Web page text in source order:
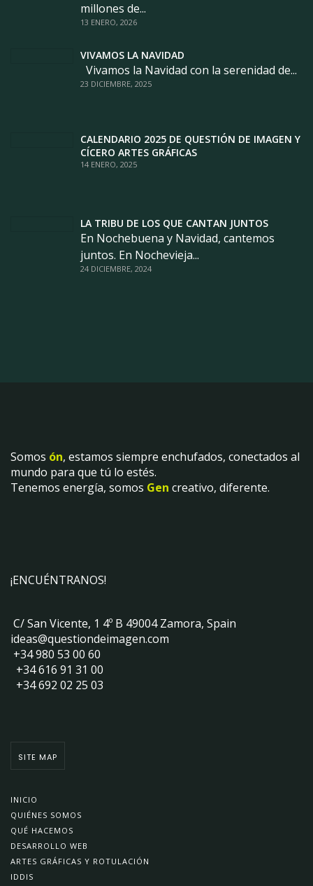
millones de...
13 ENERO, 2026
VIVAMOS LA NAVIDAD
Vivamos la Navidad con la serenidad de...
23 DICIEMBRE, 2025
CALENDARIO 2025 DE QUESTIÓN DE IMAGEN Y
CÍCERO ARTES GRÁFICAS
14 ENERO, 2025
LA TRIBU DE LOS QUE CANTAN JUNTOS
En Nochebuena y Navidad, cantemos
juntos. En Nochevieja...
24 DICIEMBRE, 2024
Somos ón, estamos siempre enchufados, conectados al
mundo para que tú lo estés.
Tenemos energía, somos Gen creativo, diferente.
¡ENCUÉNTRANOS!
C/ San Vicente, 1 4º B 49004 Zamora, Spain
ideas@questiondeimagen.com
+34 980 53 00 60
+34 616 91 31 00
+34 692 02 25 03
SITE MAP
INICIO
QUIÉNES SOMOS
QUÉ HACEMOS
DESARROLLO WEB
ARTES GRÁFICAS Y ROTULACIÓN
IDDIS